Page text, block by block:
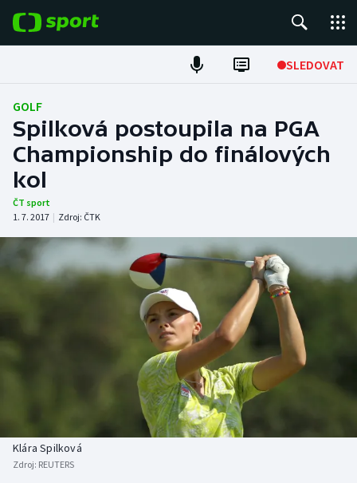
SLEDOVAT
Fotbal
Hokej
Tenis
Atletika
DALŠÍ SPORTY
Biatlon
NEPŘEHLÉDNĚTE
Aplikace ČT sport
GOLF
Spilková postoupila na PGA
Championship do finálových
kol
ČT sport
1. 7. 2017 | Zdroj: ČTK
Klára Spilková
Zdroj: REUTERS